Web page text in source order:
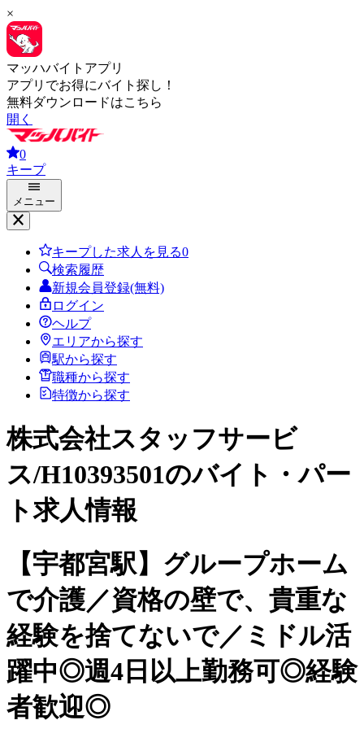
×
マッハバイトアプリ
アプリでお得にバイト探し！
無料ダウンロードはこちら
開く
0
キープ
メニュー
キープした求人を見る0
検索履歴
新規会員登録(無料)
ログイン
ヘルプ
エリアから探す
駅から探す
職種から探す
特徴から探す
株式会社スタッフサービ
ス/H10393501のバイト・パー
ト求人情報
【宇都宮駅】グループホーム
で介護／資格の壁で、貴重な
経験を捨てないで／ミドル活
躍中◎週4日以上勤務可◎経験
者歓迎◎